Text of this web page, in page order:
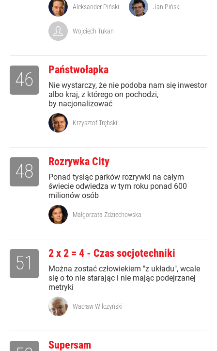
Aleksander Piński Jan Piński
Wojciech Tukan
Państwołapka
Nie wystarczy, że nie podoba nam się inwestor
albo kraj, z którego on pochodzi,
by nacjonalizować
46
Krzysztof Trębski
Rozrywka City
Ponad tysiąc parków rozrywki na całym
świecie odwiedza w tym roku ponad 600
milionów osób
48
Małgorzata Zdziechowska
2 x 2 = 4 - Czas socjotechniki
Można zostać człowiekiem "z układu", wcale
się o to nie starając i nie mając podejrzanej
metryki
51
Wacław Wilczyński
Supersam